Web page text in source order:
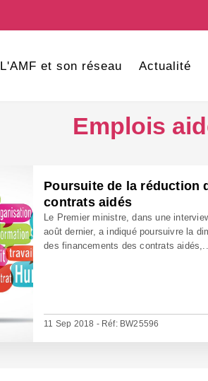
L'AMF et son réseau Actualité
Emplois
Poursuite de la réduction
contrats aidés
Le Premier ministre, dans une
août dernier, a indiqué poursuivre la
des financements des contrats
11 Sep 2018 - Réf: BW25596